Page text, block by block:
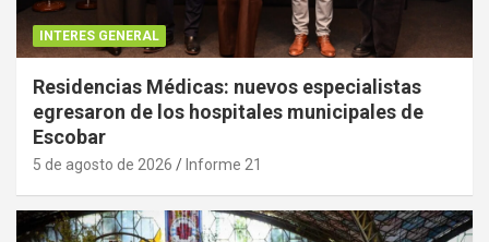
INTERES GENERAL
Residencias Médicas: nuevos especialistas
egresaron de los hospitales municipales de
Escobar
5 de agosto de 2026 Informe 21